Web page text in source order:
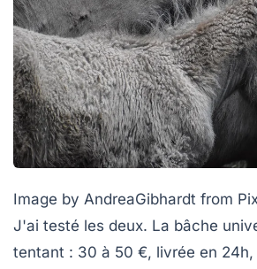
Image by AndreaGibhardt from
J'ai testé les deux. La bâche
tentant : 30 à 50 €, livrée en 24h,